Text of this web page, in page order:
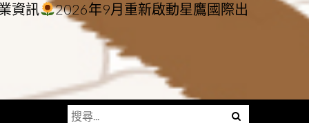
資訊
2026年9月重新啟動星鷹國際出
Menu
搜